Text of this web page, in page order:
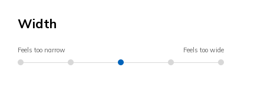
Width
Feels too narrow Feels too wide